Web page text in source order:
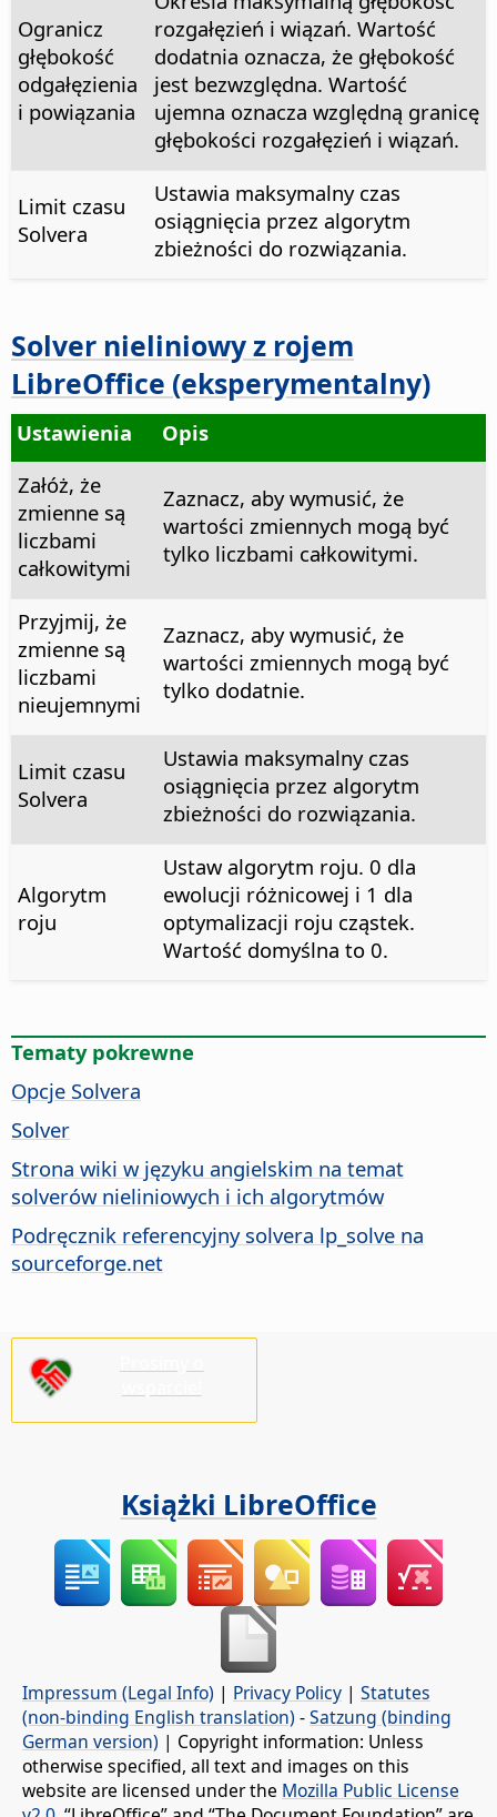
Ogranicz
głębokość
odgałęzienia
i powiązania
rozgałęzień i wiązań. Wartość
dodatnia oznacza, że głębokość
jest bezwzględna. Wartość
ujemna oznacza względną granicę
głębokości rozgałęzień i wiązań.
Limit czasu
Solvera
Ustawia maksymalny czas
osiągnięcia przez algorytm
zbieżności do rozwiązania.
Solver nieliniowy z rojem
LibreOffice (eksperymentalny)
Ustawienia
Opis
Załóż, że
zmienne są
liczbami
całkowitymi
Zaznacz, aby wymusić, że
wartości zmiennych mogą być
tylko liczbami całkowitymi.
Przyjmij, że
zmienne są
liczbami
nieujemnymi
Zaznacz, aby wymusić, że
wartości zmiennych mogą być
tylko dodatnie.
Limit czasu
Solvera
Ustawia maksymalny czas
osiągnięcia przez algorytm
zbieżności do rozwiązania.
Algorytm
roju
Ustaw algorytm roju. 0 dla
ewolucji różnicowej i 1 dla
optymalizacji roju cząstek.
Wartość domyślna to 0.
Tematy pokrewne
Opcje Solvera
Solver
Strona wiki w języku angielskim na temat
solverów nieliniowych i ich algorytmów
Podręcznik referencyjny solvera lp_solve na
sourceforge.net
Książki LibreOffice
Impressum (Legal Info) | Privacy Policy | Statutes
(non-binding English translation) -Satzung (binding
German version) | Copyright information: Unless
otherwise specified, all text and images on this
website are licensed under the Mozilla Public License